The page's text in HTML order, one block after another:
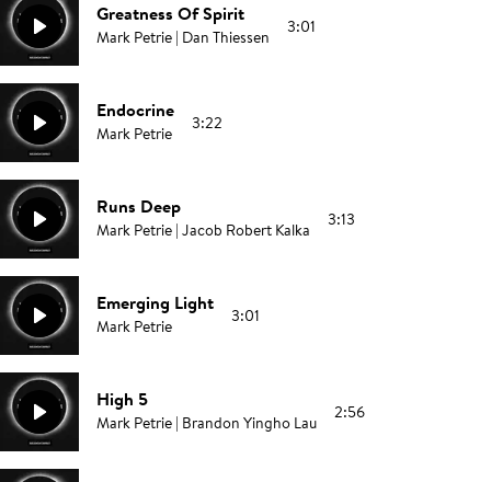
Greatness Of Spirit
Mark Petrie | Dan Thiessen 3:01
Endocrine
Mark Petrie 3:22
Runs Deep
Mark Petrie | Jacob Robert Kalka 3:13
Emerging Light
Mark Petrie 3:01
High 5
Mark Petrie | Brandon Yingho Lau 2:56